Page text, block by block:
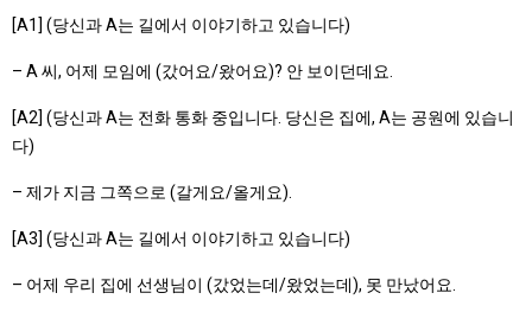
[A1] (당신과 A는 길에서 이야기하고 있습니다)
– A 씨, 어제 모임에 (갔어요/왔어요)? 안 보이던데요.
[A2] (당신과 A는 전화 통화 중입니다. 당신은 집에, A는 공원에 있습니
다)
– 제가 지금 그쪽으로 (갈게요/올게요).
[A3] (당신과 A는 길에서 이야기하고 있습니다)
– 어제 우리 집에 선생님이 (갔었는데/왔었는데), 못 만났어요.